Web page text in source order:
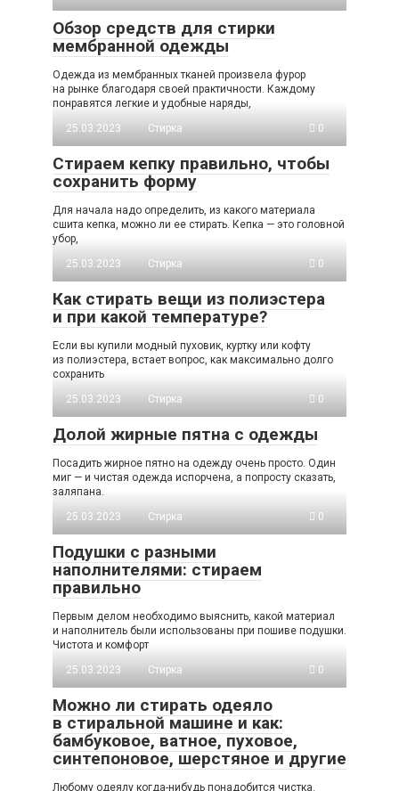
Обзор средств для стирки
мембранной одежды
Одежда из мембранных тканей произвела фурор
на рынке благодаря своей практичности. Каждому
понравятся легкие и удобные наряды,
25.03.2023
Стирка 0
Стираем кепку правильно, чтобы
сохранить форму
Для начала надо определить, из какого материала
сшита кепка, можно ли ее стирать. Кепка — это головной
убор,
25.03.2023
Стирка 0
Как стирать вещи из полиэстера
и при какой температуре?
Если вы купили модный пуховик, куртку или кофту
из полиэстера, встает вопрос, как максимально долго
сохранить
25.03.2023
Стирка 0
Долой жирные пятна с одежды
Посадить жирное пятно на одежду очень просто. Один
миг — и чистая одежда испорчена, а попросту сказать,
заляпана.
25.03.2023
Стирка 0
Подушки с разными
наполнителями: стираем
правильно
Первым делом необходимо выяснить, какой материал
и наполнитель были использованы при пошиве подушки.
Чистота и комфорт
25.03.2023
Стирка 0
Можно ли стирать одеяло
в стиральной машине и как:
бамбуковое, ватное, пуховое,
синтепоновое, шерстяное и другие
Любому одеялу когда-нибудь понадобится чистка.